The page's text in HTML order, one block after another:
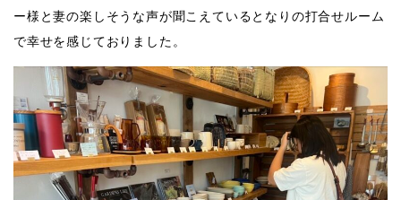
ー様と妻の楽しそうな声が聞こえているとなりの打合せルーム
で幸せを感じておりました。